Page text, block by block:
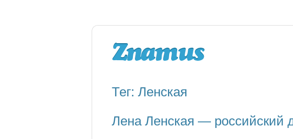
Тег: Ленская
Лена Ленская — российский